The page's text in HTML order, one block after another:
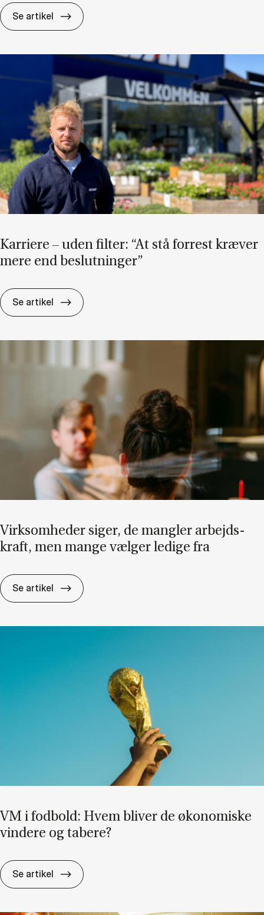
Se artikel Kar­ri­e­re – uden fil­ter: Jeg er god nok
Kar­ri­e­re – uden fil­ter: “At stå for­re­st kræ­ver
mere end be­slut­nin­ger”
Se artikel Kar­ri­e­re – uden fil­ter: “At stå for­re­st kræ­ver
Virk­som­he­der si­ger, de mang­ler ar­bejds­
kraft, men man­ge væl­ger le­di­ge fra
Se artikel Virk­som­he­der si­ger, de mang­ler
VM i fod­bold: Hvem bli­ver de øko­no­mi­ske
vin­de­re og ta­be­re?
Se artikel VM i fod­bold: Hvem bli­ver de øko­no­mi­ske